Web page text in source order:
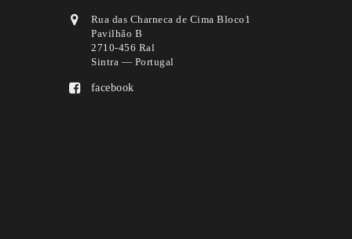
Rua das Charneca de Cima Bloco1
Pavilhão B
2710-456 Ral
Sintra — Portugal
facebook